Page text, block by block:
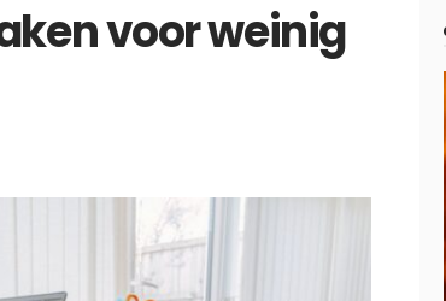
voor weinig